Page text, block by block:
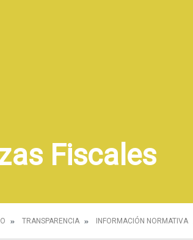
Fiscales
TRANSPARENCIA INFORMACIÓN NORMATIVA